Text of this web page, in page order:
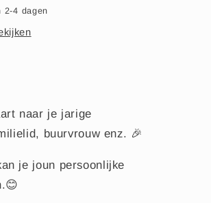
2-4 dagen
naar je jarige
buurvrouw enz. 🎉
je joun persoonlijke